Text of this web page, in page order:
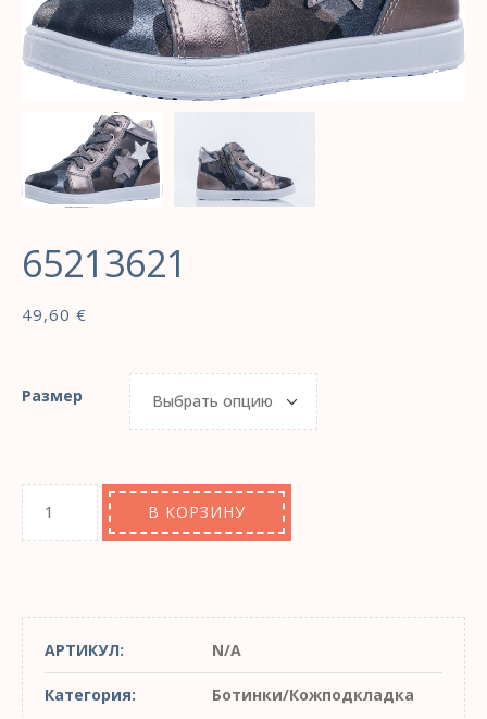
65213621
49,60 €
Размер
В КОРЗИНУ
АРТИКУЛ: N/A
Категория: Ботинки/Кожподкладка